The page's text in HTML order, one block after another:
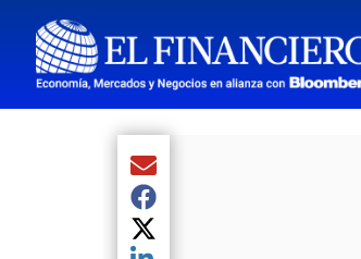
Compartir el artículo actual
Compartir el artículo actual
Compartir el artículo actual